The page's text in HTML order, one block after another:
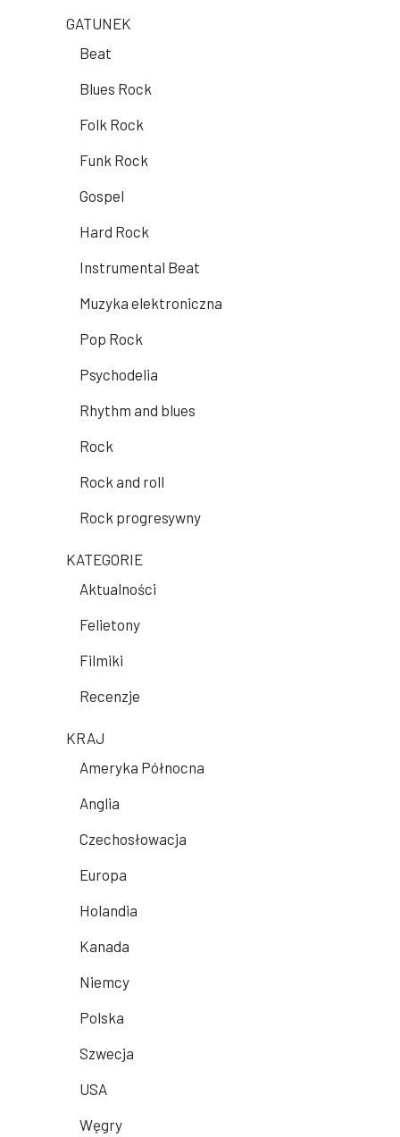
GATUNEK
Beat
Blues Rock
Folk Rock
Funk Rock
Gospel
Hard Rock
Instrumental Beat
Muzyka elektroniczna
Pop Rock
Psychodelia
Rhythm and blues
Rock
Rock and roll
Rock progresywny
KATEGORIE
Aktualności
Felietony
Filmiki
Recenzje
KRAJ
Ameryka Północna
Anglia
Czechosłowacja
Europa
Holandia
Kanada
Niemcy
Polska
Szwecja
USA
Węgry